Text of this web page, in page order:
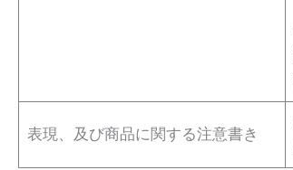
表現、及び商品に関する注意書き